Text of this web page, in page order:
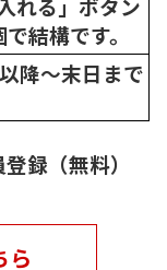
れる」ボタン
結構です。
降～末日まで
録（無料）
ら